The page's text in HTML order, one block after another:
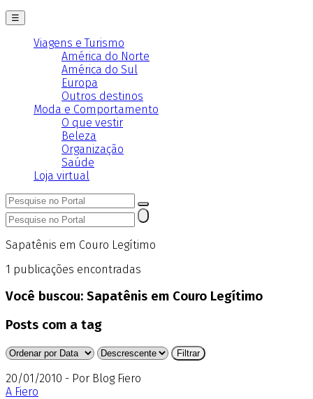
☰
Viagens e Turismo
América do Norte
América do Sul
Europa
Outros destinos
Moda e Comportamento
O que vestir
Beleza
Organização
Saúde
Loja virtual
Sapatênis em Couro Legítimo
1 publicações encontradas
Você buscou: Sapatênis em Couro Legítimo
Posts com a tag
20/01/2010 - Por Blog Fiero
A Fiero